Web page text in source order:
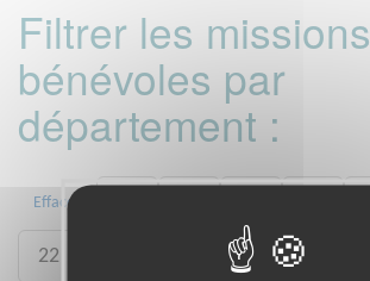
Filtrer les missions
bénévoles par
département :
Effacer
22 29 33